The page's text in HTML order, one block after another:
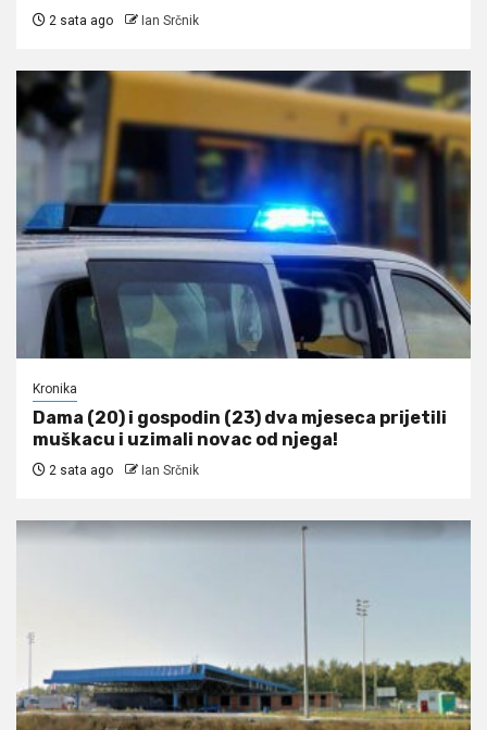
2 sata ago Ian Srčnik
Kronika
Dama (20) i gospodin (23) dva mjeseca prijetili
muškacu i uzimali novac od njega!
2 sata ago Ian Srčnik